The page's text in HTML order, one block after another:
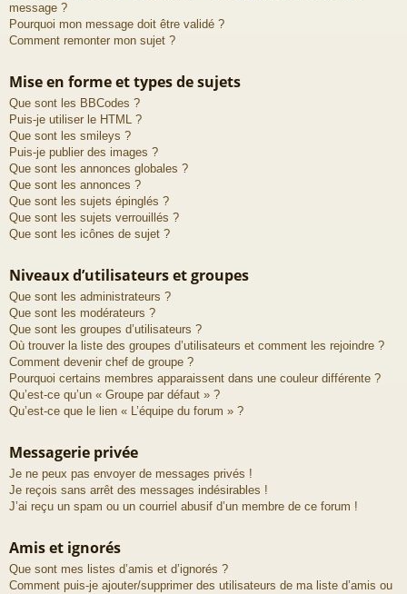
message ?
Pourquoi mon message doit être validé ?
Comment remonter mon sujet ?
Mise en forme et types de sujets
Que sont les BBCodes ?
Puis-je utiliser le HTML ?
Que sont les smileys ?
Puis-je publier des images ?
Que sont les annonces globales ?
Que sont les annonces ?
Que sont les sujets épinglés ?
Que sont les sujets verrouillés ?
Que sont les icônes de sujet ?
Niveaux d’utilisateurs et groupes
Que sont les administrateurs ?
Que sont les modérateurs ?
Que sont les groupes d’utilisateurs ?
Où trouver la liste des groupes d’utilisateurs et comment les rejoindre ?
Comment devenir chef de groupe ?
Pourquoi certains membres apparaissent dans une couleur différente ?
Qu’est-ce qu’un « Groupe par défaut » ?
Qu’est-ce que le lien « L’équipe du forum » ?
Messagerie privée
Je ne peux pas envoyer de messages privés !
Je reçois sans arrêt des messages indésirables !
J’ai reçu un spam ou un courriel abusif d’un membre de ce forum !
Amis et ignorés
Que sont mes listes d’amis et d’ignorés ?
Comment puis-je ajouter/supprimer des utilisateurs de ma liste d’amis ou